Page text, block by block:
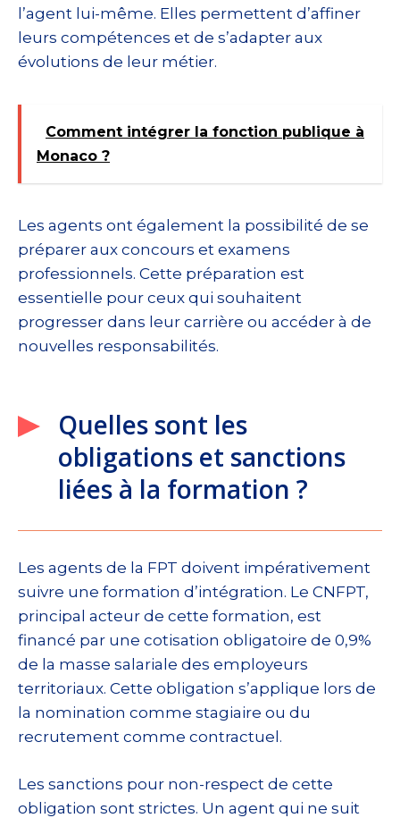
l’agent lui-même. Elles permettent d’affiner
leurs compétences et de s’adapter aux
évolutions de leur métier.
Comment intégrer la fonction publique à
Monaco ?
Les agents ont également la possibilité de se
préparer aux concours et examens
professionnels. Cette préparation est
essentielle pour ceux qui souhaitent
progresser dans leur carrière ou accéder à de
nouvelles responsabilités.
Quelles sont les
obligations et sanctions
liées à la formation ?
Les agents de la FPT doivent impérativement
suivre une formation d’intégration. Le CNFPT,
principal acteur de cette formation, est
financé par une cotisation obligatoire de 0,9%
de la masse salariale des employeurs
territoriaux. Cette obligation s’applique lors de
la nomination comme stagiaire ou du
recrutement comme contractuel.
Les sanctions pour non-respect de cette
obligation sont strictes. Un agent qui ne suit